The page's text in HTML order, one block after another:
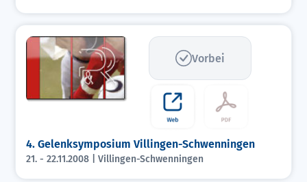
Vorbei
4. Gelenksymposium Villingen-Schwenningen
21. - 22.11.2008 | Villingen-Schwenningen